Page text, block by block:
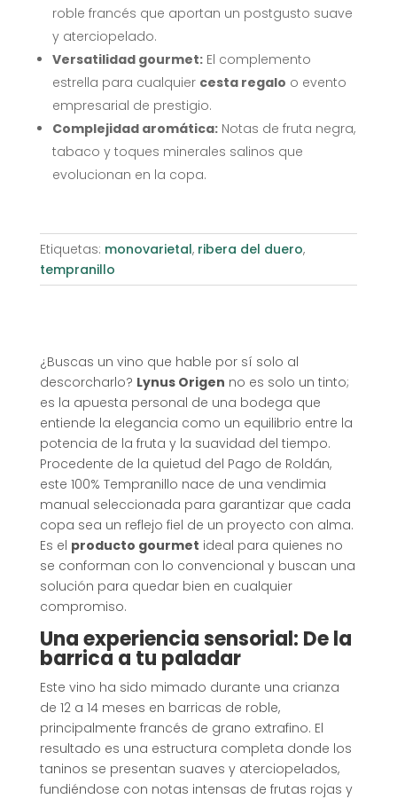
roble francés que aportan un postgusto suave
y aterciopelado.
Versatilidad gourmet:El complemento
estrella para cualquier cesta regalo o evento
empresarial de prestigio.
Complejidad aromática:Notas de fruta negra,
tabaco y toques minerales salinos que
evolucionan en la copa.
Etiquetas: monovarietal, ribera del duero,
tempranillo
¿Buscas un vino que hable por sí solo al
descorcharlo? Lynus Origen no es solo un tinto;
es la apuesta personal de una bodega que
entiende la elegancia como un equilibrio entre la
potencia de la fruta y la suavidad del tiempo.
Procedente de la quietud del Pago de Roldán,
este 100% Tempranillo nace de una vendimia
manual seleccionada para garantizar que cada
copa sea un reflejo fiel de un proyecto con alma.
Es el producto gourmet ideal para quienes no
se conforman con lo convencional y buscan una
solución para quedar bien en cualquier
compromiso.
Una experiencia sensorial: De la
barrica a tu paladar
Este vino ha sido mimado durante una crianza
de 12 a 14 meses en barricas de roble,
principalmente francés de grano extrafino. El
resultado es una estructura completa donde los
taninos se presentan suaves y aterciopelados,
fundiéndose con notas intensas de frutas rojas y